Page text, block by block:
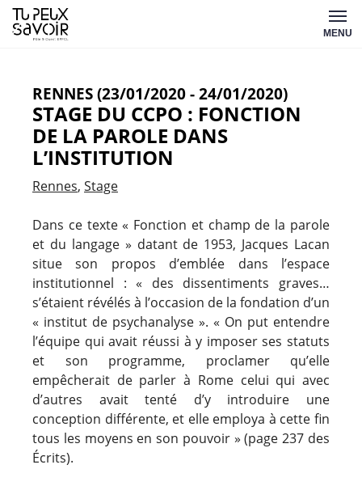
Aller
au
MENU
RENNES (23/01/2020 - 24/01/2020)
STAGE DU CCPO : FONCTION
DE LA PAROLE DANS
L’INSTITUTION
Rennes Stage
Dans ce texte « Fonction et champ de la parole
et du langage » datant de 1953, Jacques Lacan
situe son propos d’emblée dans l’espace
institutionnel : « des dissentiments graves…
s’étaient révélés à l’occasion de la fondation d’un
« institut de psychanalyse ». « On put entendre
l’équipe qui avait réussi à y imposer ses statuts
et son programme, proclamer qu’elle
empêcherait de parler à Rome celui qui avec
d’autres avait tenté d’y introduire une
conception différente, et elle employa à cette fin
tous les moyens en son pouvoir » (page 237 des
Écrits).